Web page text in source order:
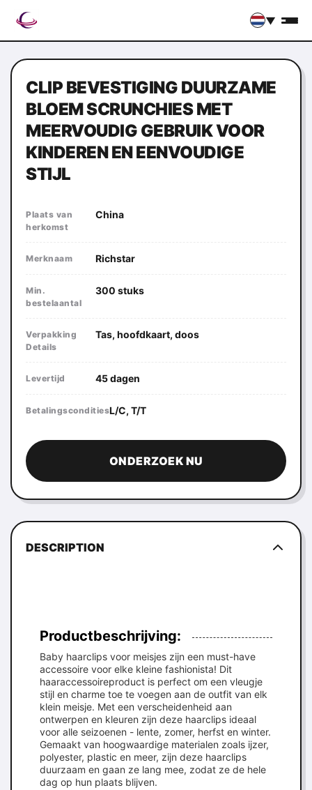
▼
CLIP BEVESTIGING DUURZAME
BLOEM SCRUNCHIES MET
MEERVOUDIG GEBRUIK VOOR
KINDEREN EN EENVOUDIGE
STIJL
Plaats van
herkomst
China
Merknaam Richstar
Min.
bestelaantal
300 stuks
Verpakking
Details
Tas, hoofdkaart, doos
Levertijd 45 dagen
BetalingsconditiesL/C, T/T
ONDERZOEK NU
DESCRIPTION
Productbeschrijving:
Baby haarclips voor meisjes zijn een must-have
accessoire voor elke kleine fashionista! Dit
haaraccessoireproduct is perfect om een vleugje
stijl en charme toe te voegen aan de outfit van elk
klein meisje. Met een verscheidenheid aan
ontwerpen en kleuren zijn deze haarclips ideaal
voor alle seizoenen - lente, zomer, herfst en winter.
Gemaakt van hoogwaardige materialen zoals ijzer,
polyester, plastic en meer, zijn deze haarclips
duurzaam en gaan ze lang mee, zodat ze de hele
dag op hun plaats blijven.